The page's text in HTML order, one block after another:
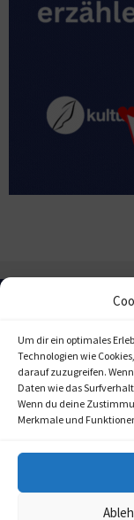
Um dir ein optimales
Technologien wie
darauf zuzugreifen.
Daten wie das
Wenn du deine
Merkmale und